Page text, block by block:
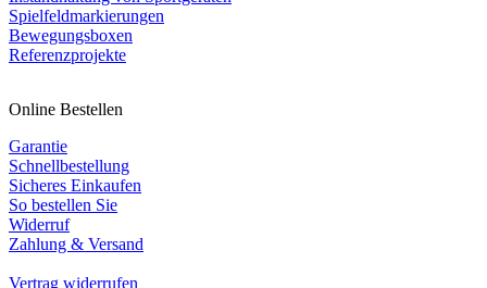
Spielfeldmarkierungen
Bewegungsboxen
Referenzprojekte
Online Bestellen
Garantie
Schnellbestellung
Sicheres Einkaufen
So bestellen Sie
Widerruf
Zahlung & Versand
Vertrag widerrufen